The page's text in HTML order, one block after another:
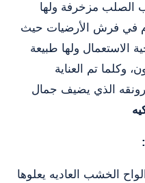
الصلب مزخرفة ولها
في فرش الأرضيات حيث
صحية الاستعمال ولها طبيعة
تم العناية
الذي يضيف جمال
الخشب العاديه يعلوها